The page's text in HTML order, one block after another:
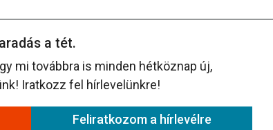
a tét.
mi továbbra is minden hétköznap új,
Iratkozz fel hírlevelünkre!
Feliratkozom a hírlevélre